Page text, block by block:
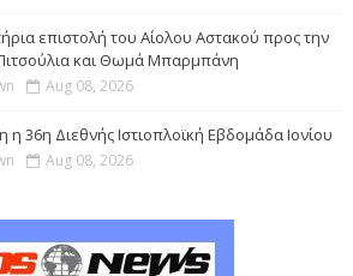
επιστολή του Αίολου Αστακού προς την
και Θωμά Μπαρμπάνη
Aug 08, 2026
η 36η Διεθνής Ιστιοπλοϊκή Εβδομάδα Ιονίου
Aug 08, 2026